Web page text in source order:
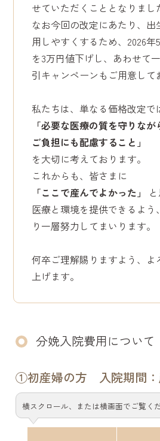
せていただくこととなりまし
なお今回の改定にあたり、出
用しやすくするため、2026年
を3万円値下げし、あわせて
引キャンペーンもご用意して
私たちは、単なる価格改定で
「必要な医療の質を守りな
ご負担にも配慮すること」
を大切に考えております。
これからも、皆さまに
「ここで産んでよかった」
医療と環境を提供できるよう
り一層努力してまいります。
何卒ご理解賜りますよう、よ
上げます。
分娩入院費用について
①初産婦の方 入院期間：
横スクロール、または横画面でご覧くだ